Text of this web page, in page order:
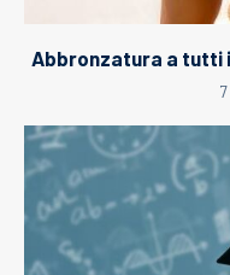
Abbronzatura a tutti